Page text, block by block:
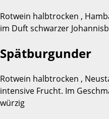
Rotwein halbtrocken ,
im Duft schwarzer
Spätburgunder
Rotwein halbtrocken ,
intensive Frucht. Im
würzig